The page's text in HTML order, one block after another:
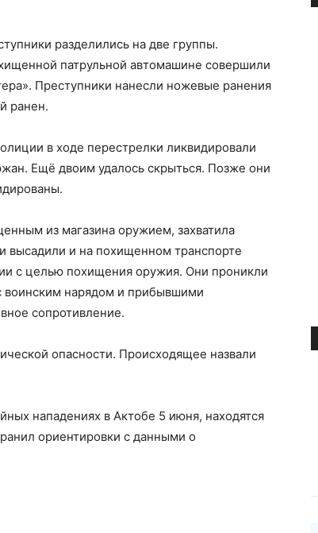
разделились на две группы.
патрульной автомашине совершили
Преступники нанесли ножевые ранения
ранен.
в ходе перестрелки ликвидировали
Ещё двоим удалось скрыться. Позже они
из магазина оружием, захватила
и на похищенном транспорте
с целью похищения оружия. Они проникли
воинским нарядом и прибывшими
сопротивление.
опасности. Происходящее назвали
нападениях в Актобе 5 июня, находятся
ориентировки с данными о